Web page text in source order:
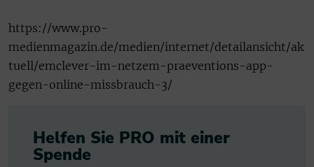
https://www.pro-
medienmagazin.de/medien/internet/detailansicht/ak
tuell/emclever-im-netzem-praeventions-app-
gegen-online-missbrauch-3/
Helfen Sie PRO mit einer
Spende